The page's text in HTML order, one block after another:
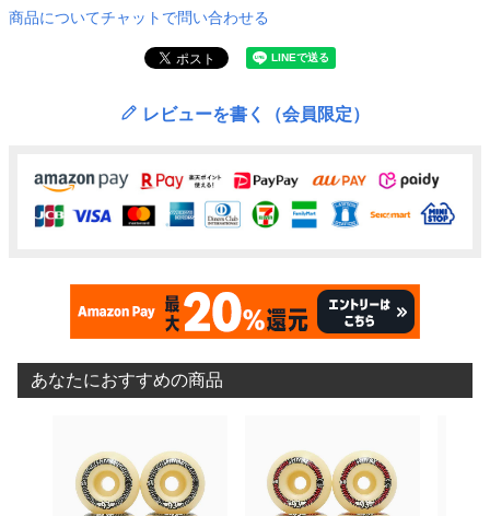
商品についてチャットで問い合わせる
レビューを書く（会員限定）
あなたにおすすめの商品